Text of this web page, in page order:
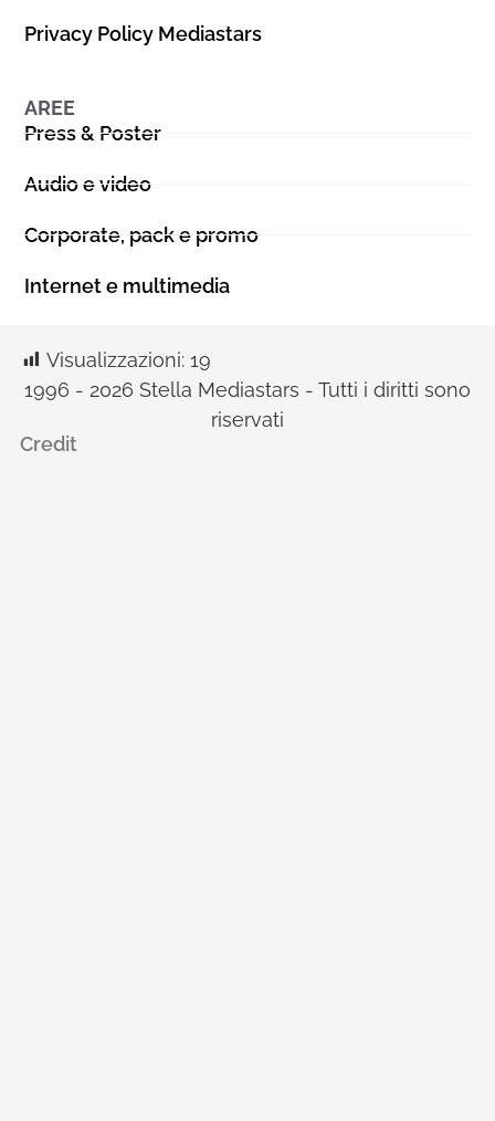
Privacy Policy Mediastars
AREE
Press & Poster
Audio e video
Corporate, pack e promo
Internet e multimedia
Visualizzazioni: 19
1996 - 2026 Stella Mediastars - Tutti i diritti sono
riservati
Credit